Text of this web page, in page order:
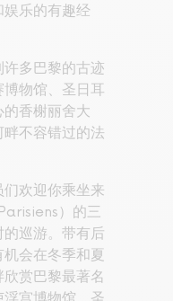
乐的有趣经
多巴黎的古迹
物馆、圣日耳
香榭丽舍大
不容错过的法
欢迎你乘坐来
）的三
巡游。带有后
会在冬季和夏
赏巴黎最著名